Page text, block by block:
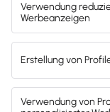
Deine